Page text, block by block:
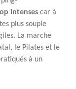
intenses car à
plus souple
La marche
le Pilates et le
à un